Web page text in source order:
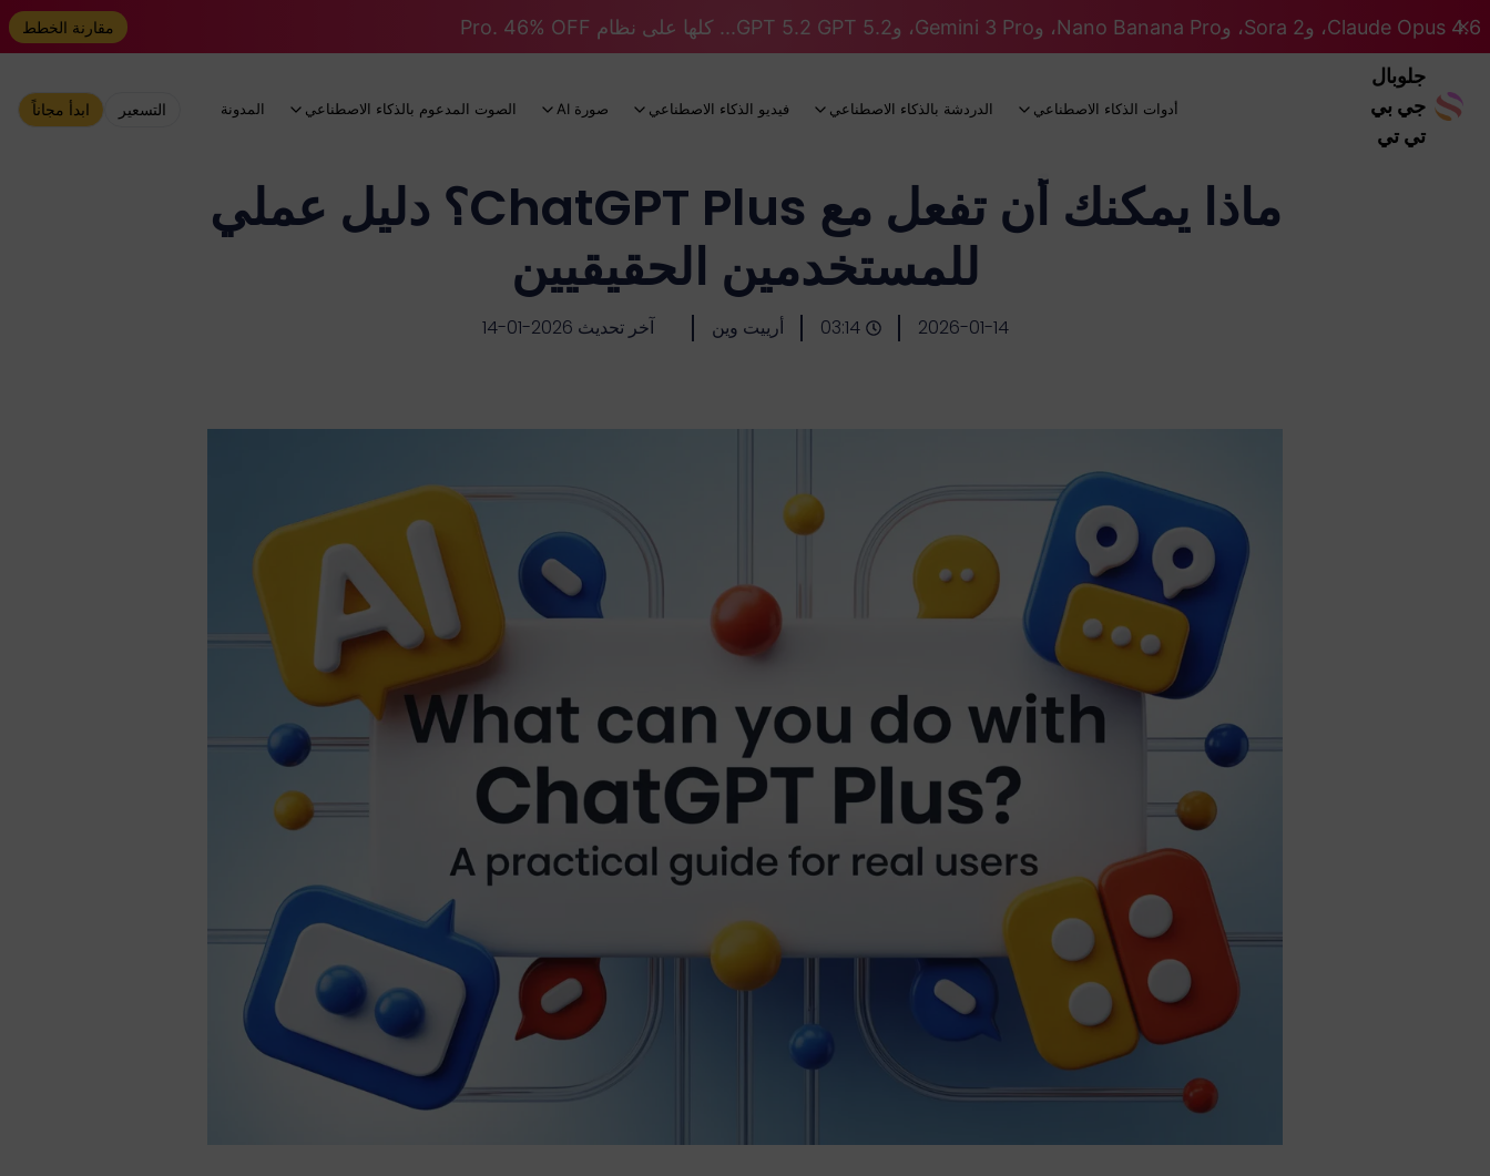
Claude Opus 4.6، وSora 2، وNano Banana Pro، وGemini 3 Pro، وGPT 5.2 GPT 5.2... كلها على نظام Pro. 46% OFF مقارنة الخطط
جلوبال
جي بي
تي تي
أدوات الذكاء الاصطناعي الدردشة بالذكاء الاصطناعي فيديو الذكاء الاصطناعي صورة AI الصوت المدعوم بالذكاء الاصطناعي المدونة التسعير ابدأ مجاناً
ماذا يمكنك أن تفعل مع ChatGPT Plus؟ دليل عملي
للمستخدمين الحقيقيين
2026-01-14
03:14 أرييت وين آخر تحديث 2026-01-14